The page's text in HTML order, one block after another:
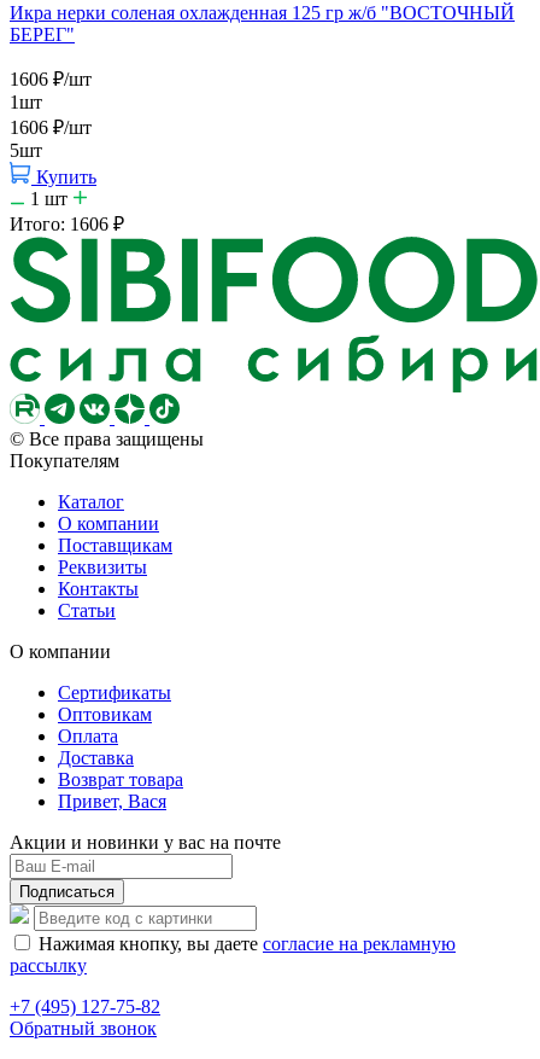
Икра нерки соленая охлажденная 125 гр ж/б "ВОСТОЧНЫЙ
БЕРЕГ"
1606 ₽/шт
1шт
1606 ₽/шт
5шт
Купить
1 шт
Итого: 1606 ₽
© Все права защищены
Покупателям
Каталог
О компании
Поставщикам
Реквизиты
Контакты
Статьи
О компании
Сертификаты
Оптовикам
Оплата
Доставка
Возврат товара
Привет, Вася
Акции и новинки у вас на почте
Подписаться
Нажимая кнопку, вы даете согласие на рекламную
рассылку
+7 (495) 127-75-82
Обратный звонок